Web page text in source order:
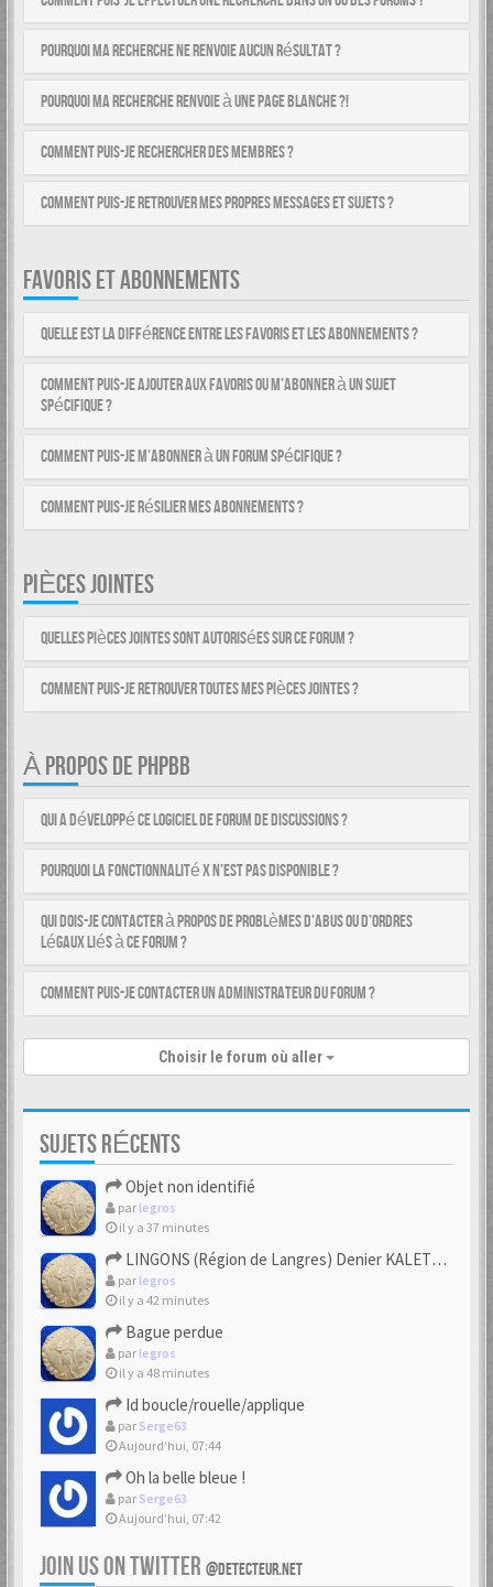
Pourquoi ma recherche ne renvoie aucun résultat ?
Pourquoi ma recherche renvoie à une page blanche ?!
Comment puis-je rechercher des membres ?
Comment puis-je retrouver mes propres messages et sujets ?
FAVORIS ET ABONNEMENTS
Quelle est la différence entre les favoris et les abonnements ?
Comment puis-je ajouter aux favoris ou m’abonner à un sujet
spécifique ?
Comment puis-je m’abonner à un forum spécifique ?
Comment puis-je résilier mes abonnements ?
PIÈCES JOINTES
Quelles pièces jointes sont autorisées sur ce forum ?
Comment puis-je retrouver toutes mes pièces jointes ?
À PROPOS DE PHPBB
Qui a développé ce logiciel de forum de discussions ?
Pourquoi la fonctionnalité X n’est pas disponible ?
Qui dois-je contacter à propos de problèmes d’abus ou d’ordres
légaux liés à ce forum ?
Comment puis-je contacter un administrateur du forum ?
Choisir le forum où aller
SUJETS RÉCENTS
Objet non identifié
par legros
il y a 37 minutes
LINGONS (Région de Langres) Denier KALETEDOY à la rouelle
par legros
il y a 42 minutes
Bague perdue
par legros
il y a 48 minutes
Id boucle/rouelle/applique
par Serge63
Aujourd’hui, 07:44
Oh la belle bleue !
par Serge63
Aujourd’hui, 07:42
JOIN US ON TWITTER @DETECTEUR.NET